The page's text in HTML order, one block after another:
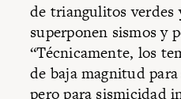
de triangulitos verdes
superponen sismos y
“Técnicamente, los
de baja magnitud
pero para sismicidad